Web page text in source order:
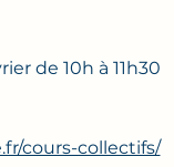
de 10h à 11h30
cours-collectifs/